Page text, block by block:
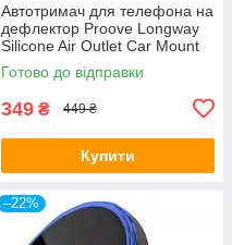
Автотримач для телефона на
дефлектор Proove Longway
Silicone Air Outlet Car Mount
Black
Готово до відправки
349 ₴ 449 ₴
Купити
–22%